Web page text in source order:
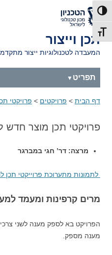
דלג לתוכן
דלג לניווט
הפעל/כבה ניגודיות גבוהה
מתג גודל גופן
לאתר הטכניון
תכן וייצור
המעבדה לטכנולוגיות ייצור
תפריט
דף הבית > פרויקטים > פרויקטי
פרויקטי תכן מוצר חדש
מרצה: דר’ חגי במברגר
לתמונות מתערוכת פרוייקטי תכן
מרים קרפינות ומעמד
הפרויקט בא לספק מענה לשני
מענה מספק.